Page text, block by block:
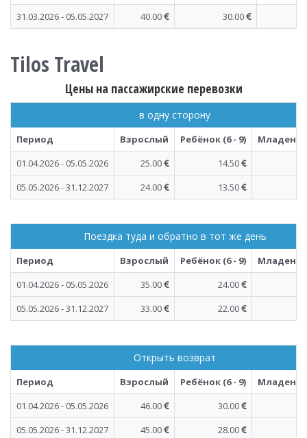
31.03.2026 - 05.05.2027
40.00 30.00
Tilos Travel
Цены на пассажирские перевозки
в одну сторону
Период Взрослый Ребёнок (6 - 9)
Младенец
01.04.2026 - 05.05.2026
25.00 14.50
05.05.2026 - 31.12.2027
24.00 13.50
Поездка туда и обратно в тот же день
Период Взрослый Ребёнок (6 - 9)
Младенец
01.04.2026 - 05.05.2026
35.00 24.00
05.05.2026 - 31.12.2027
33.00 22.00
Открыть возврат
Период Взрослый Ребёнок (6 - 9)
Младенец
01.04.2026 - 05.05.2026
46.00 30.00
05.05.2026 - 31.12.2027
45.00 28.00